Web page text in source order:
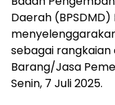
Daerah
sebagai rangkaian
Barang/Jasa
Senin, 7 Juli 2025.